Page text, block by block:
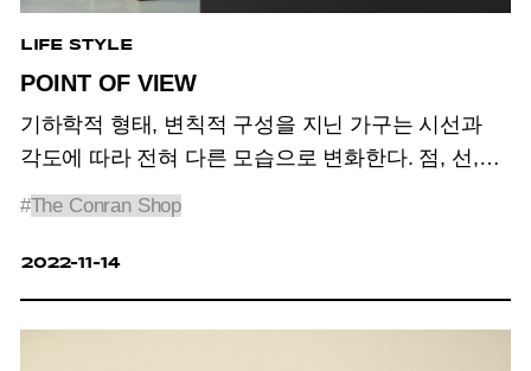
LIFE STYLE
POINT OF VIEW
기하학적 형태, 변칙적 구성을 지닌 가구는 시선과
각도에 따라 전혀 다른 모습으로 변화한다. 점, 선,
면으로 이루어진 형태의 정수에서 길어 올린
단순함으로 공간에 많은 변수를 생성하는 입체적
존재감을 지닌 아이템.
#The Conran Shop
2022-11-14